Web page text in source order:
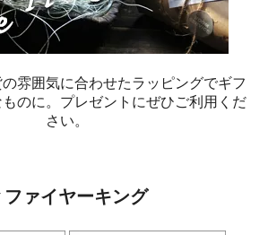
雰囲気に合わせたラッピングでギフ
ものに。プレゼントにぜひご利用くだ
さい。
ァイヤーキング